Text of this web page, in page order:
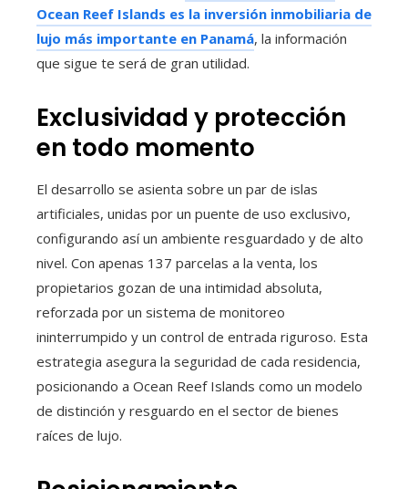
Ocean Reef Islands es la inversión inmobiliaria de
lujo más importante en Panamá, la información
que sigue te será de gran utilidad.
Exclusividad y protección
en todo momento
El desarrollo se asienta sobre un par de islas
artificiales, unidas por un puente de uso exclusivo,
configurando así un ambiente resguardado y de alto
nivel. Con apenas 137 parcelas a la venta, los
propietarios gozan de una intimidad absoluta,
reforzada por un sistema de monitoreo
ininterrumpido y un control de entrada riguroso. Esta
estrategia asegura la seguridad de cada residencia,
posicionando a Ocean Reef Islands como un modelo
de distinción y resguardo en el sector de bienes
raíces de lujo.